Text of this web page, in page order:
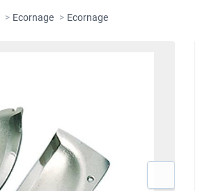
> Ecornage > Ecornage